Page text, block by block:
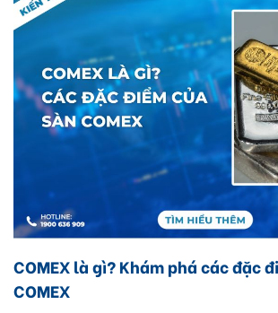
COMEX là gì? Khám phá các đặc
COMEX